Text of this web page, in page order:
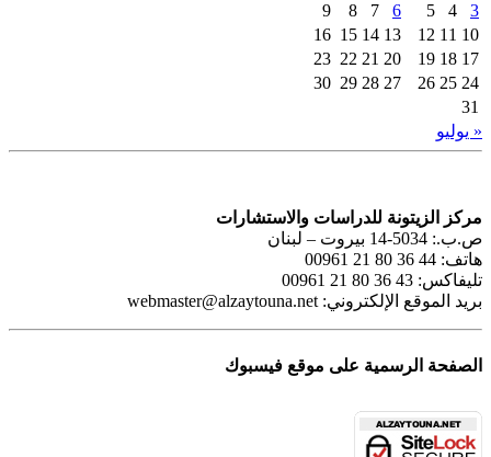
3
4
5
6
7
8
9
10
11
12
13
14
15
16
17
18
19
20
21
22
23
24
25
26
27
28
29
30
31
« يوليو
مركز الزيتونة للدراسات والاستشارات
ص.ب.: 5034-14 بيروت – لبنان
هاتف: 44 36 80 21 00961
تليفاكس: 43 36 80 21 00961
بريد الموقع الإلكتروني: webmaster@alzaytouna.net
الصفحة الرسمية على موقع فيسبوك